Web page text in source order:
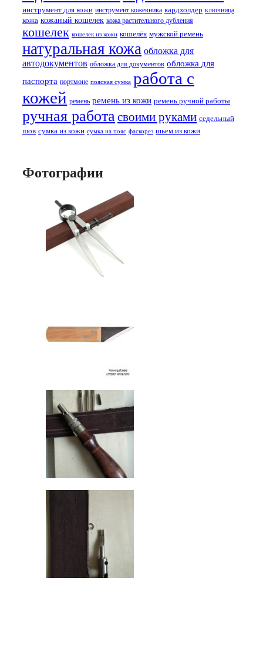
инструмент для кожи инструмент кожевника кардхолдер ключница
кожа кожаный кошелек кожа растительного дубления
кошелек кошелек из кожи кошелёк мужской ремень
натуральная кожа обложка для
автодокументов обложка для документов обложка для
паспорта портмоне поясная сумка работа с
кожей ремень ремень из кожи ремень ручной работы
ручная работасвоими руками седельный
шов сумка из кожи сумка на пояс фаскорез шьем из кожи
Фотографии